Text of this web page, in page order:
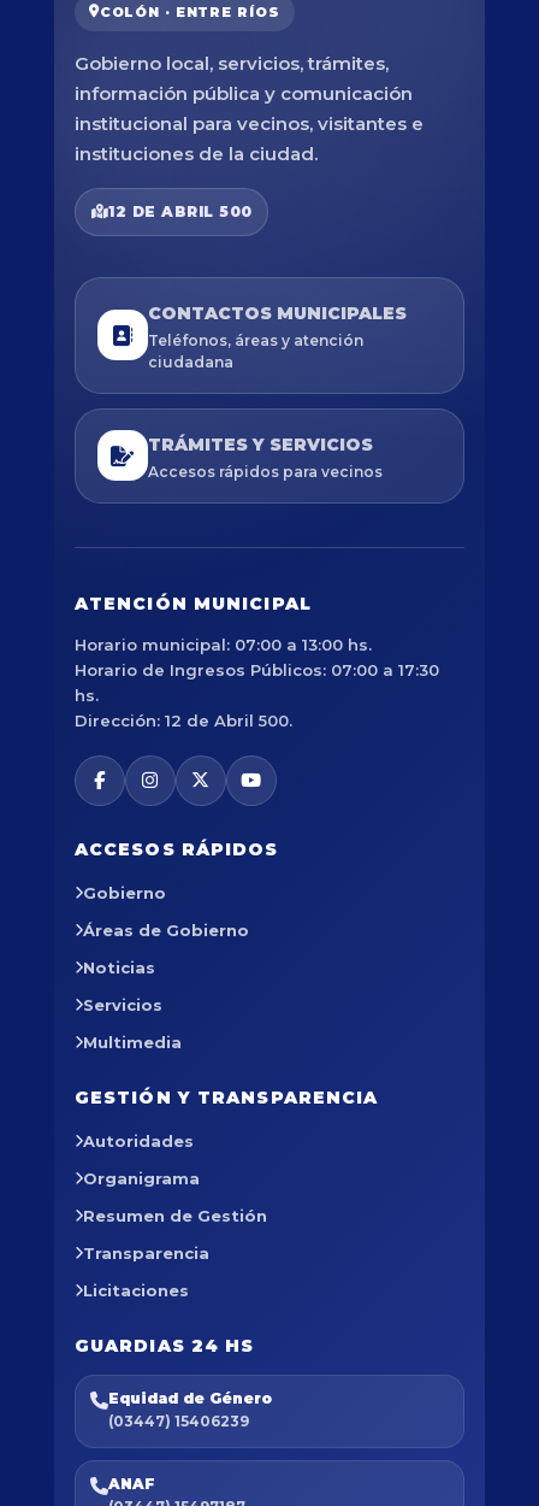
COLÓN · ENTRE RÍOS
Gobierno local, servicios, trámites,
información pública y comunicación
institucional para vecinos, visitantes e
instituciones de la ciudad.
12 DE ABRIL 500
CONTACTOS MUNICIPALES
Teléfonos, áreas y atención
ciudadana
TRÁMITES Y SERVICIOS
Accesos rápidos para vecinos
ATENCIÓN MUNICIPAL
Horario municipal: 07:00 a 13:00 hs.
Horario de Ingresos Públicos: 07:00 a 17:30
hs.
Dirección: 12 de Abril 500.
ACCESOS RÁPIDOS
Gobierno
Áreas de Gobierno
Noticias
Servicios
Multimedia
GESTIÓN Y TRANSPARENCIA
Autoridades
Organigrama
Resumen de Gestión
Transparencia
Licitaciones
GUARDIAS 24 HS
Equidad de Género
(03447) 15406239
ANAF